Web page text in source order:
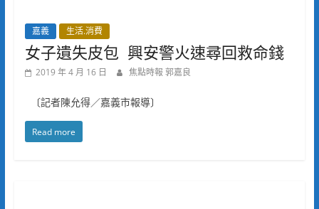
嘉義 生活.消費
女子遺失皮包 興安警火速尋回救命錢
2019 年 4 月 16 日 焦點時報 郭嘉良
〔記者陳允得／嘉義市報導〕
Read more